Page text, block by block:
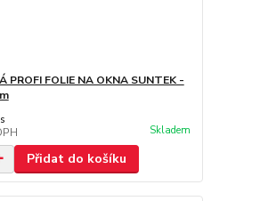
PROFI FOLIE NA OKNA SUNTEK -
Skladem
Přidat do košíku